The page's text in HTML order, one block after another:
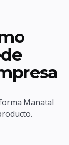
Manatal